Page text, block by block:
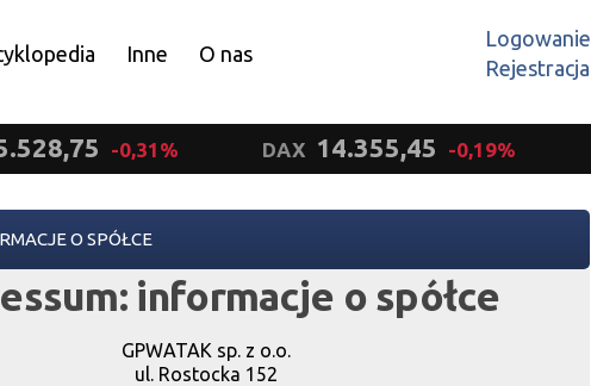
Inne O nas
Logowanie
Rejestracja
-0,31% DAX 14.355,45 -0,19%
O SPÓŁCE
informacje o spółce
GPWATAK sp. z o.o.
ul. Rostocka 152